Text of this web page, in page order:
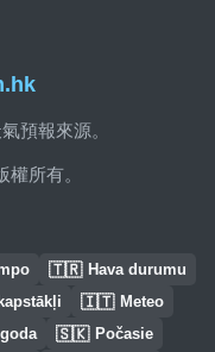
預報來源。
所有。
🇹🇷 Hava durumu
🇮🇹 Meteo
🇸🇰 Počasie